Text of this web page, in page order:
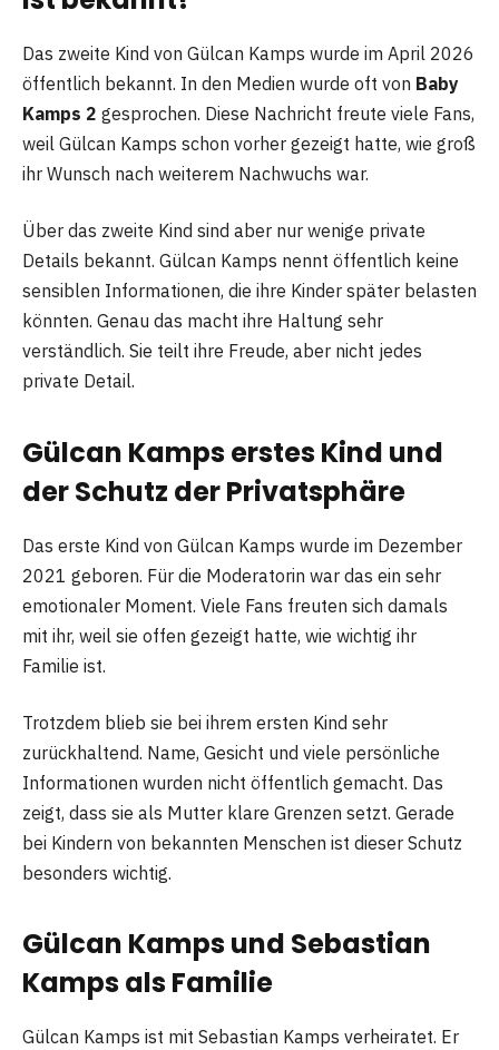
Das zweite Kind von Gülcan Kamps wurde im April 2026
öffentlich bekannt. In den Medien wurde oft von Baby
Kamps 2 gesprochen. Diese Nachricht freute viele Fans,
weil Gülcan Kamps schon vorher gezeigt hatte, wie groß
ihr Wunsch nach weiterem Nachwuchs war.
Über das zweite Kind sind aber nur wenige private
Details bekannt. Gülcan Kamps nennt öffentlich keine
sensiblen Informationen, die ihre Kinder später belasten
könnten. Genau das macht ihre Haltung sehr
verständlich. Sie teilt ihre Freude, aber nicht jedes
private Detail.
Gülcan Kamps erstes Kind und
der Schutz der Privatsphäre
Das erste Kind von Gülcan Kamps wurde im Dezember
2021 geboren. Für die Moderatorin war das ein sehr
emotionaler Moment. Viele Fans freuten sich damals
mit ihr, weil sie offen gezeigt hatte, wie wichtig ihr
Familie ist.
Trotzdem blieb sie bei ihrem ersten Kind sehr
zurückhaltend. Name, Gesicht und viele persönliche
Informationen wurden nicht öffentlich gemacht. Das
zeigt, dass sie als Mutter klare Grenzen setzt. Gerade
bei Kindern von bekannten Menschen ist dieser Schutz
besonders wichtig.
Gülcan Kamps und Sebastian
Kamps als Familie
Gülcan Kamps ist mit Sebastian Kamps verheiratet. Er